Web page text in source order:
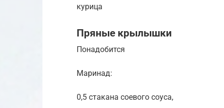
курица
Пряные крылышки
Понадобится
Маринад:
0,5 стакана соевого соуса,